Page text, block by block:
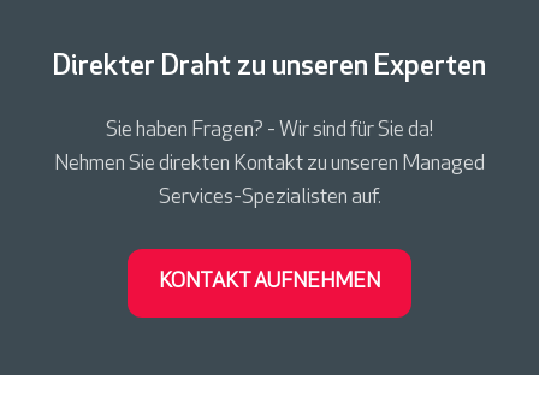
Direkter Draht zu unseren Experten
Sie haben Fragen? - Wir sind für Sie da!
Nehmen Sie direkten Kontakt zu unseren Managed
Services-Spezialisten auf.
KONTAKT AUFNEHMEN